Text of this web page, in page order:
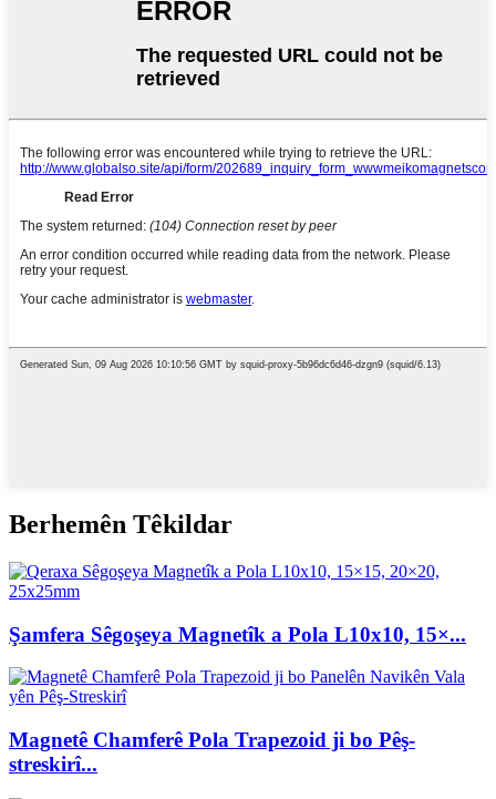
Berhemên Têkildar
Şamfera Sêgoşeya Magnetîk a Pola L10x10, 15×...
Magnetê Chamferê Pola Trapezoid ji bo Pêş-
streskirî...